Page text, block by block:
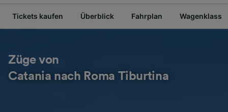
Tickets kaufen Überblick Fahrplan
Züge von
Catania nach Roma Tiburtina